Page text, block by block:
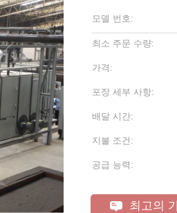
모델 번호:
최소 주문 수량:
가격:
포장 세부 사항:
배달 시간:
지불 조건:
공급 능력:
최고의